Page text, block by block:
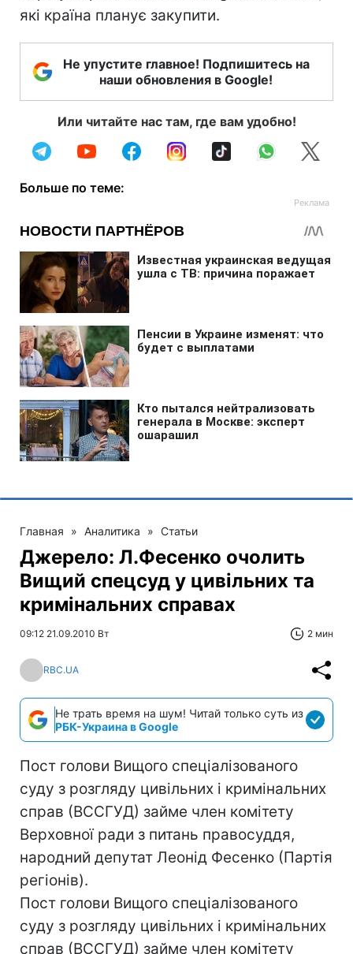
які країна планує закупити.
Не упустите главное! Подпишитесь на
наши обновления в Google!
Или читайте нас там, где вам удобно!
Больше по теме:
Главная » Аналитика » Статьи
Джерело: Л.Фесенко очолить
Вищий спецсуд у цивільних та
кримінальних справах
09:12 21.09.2010 Вт 2 мин
RBC.UA
Не трать время на шум! Читай только суть из
РБК-Украина в Google
Пост голови Вищого спеціалізованого
суду з розгляду цивільних і кримінальних
справ (ВССГУД) займе член комітету
Верховної ради з питань правосуддя,
народний депутат Леонід Фесенко (Партія
регіонів).
Пост голови Вищого спеціалізованого
суду з розгляду цивільних і кримінальних
справ (ВССГУД) займе член комітету